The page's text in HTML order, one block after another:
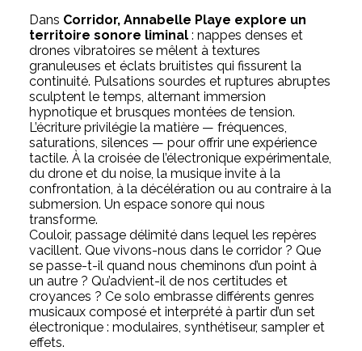
Dans Corridor, Annabelle Playe explore un
territoire sonore liminal: nappes denses et
drones vibratoires se mêlent à textures
granuleuses et éclats bruitistes qui fissurent la
continuité. Pulsations sourdes et ruptures abruptes
sculptent le temps, alternant immersion
hypnotique et brusques montées de tension.
L’écriture privilégie la matière — fréquences,
saturations, silences — pour offrir une expérience
tactile. À la croisée de l’électronique expérimentale,
du drone et du noise, la musique invite à la
confrontation, à la décélération ou au contraire à la
submersion. Un espace sonore qui nous
transforme.
Couloir, passage délimité dans lequel les repères
vacillent. Que vivons-nous dans le corridor ? Que
se passe-t-il quand nous cheminons d’un point à
un autre ? Qu’advient-il de nos certitudes et
croyances ? Ce solo embrasse différents genres
musicaux composé et interprété à partir d’un set
électronique : modulaires, synthétiseur, sampler et
effets.